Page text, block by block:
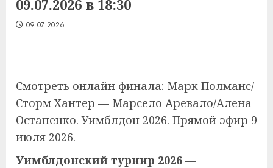
09.07.2026 в 18:30
09.07.2026
Смотреть онлайн финала: Марк Полманс/
Сторм Хантер — Марсело Аревало/Алена
Остапенко. Уимблдон 2026. Прямой эфир 9
июля 2026.
Уимблдонский турнир 2026 —